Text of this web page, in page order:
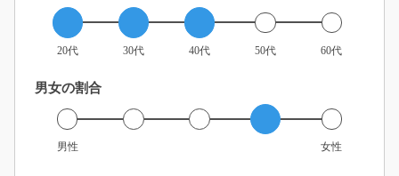
20代 30代 40代 50代 60代
男女の割合
男性 女性